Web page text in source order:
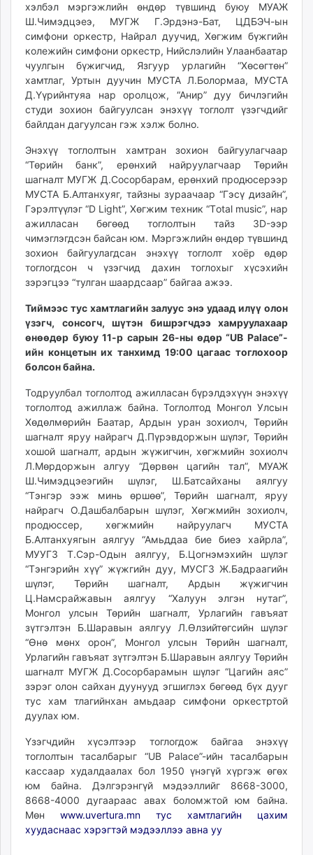
ergelt.mn
zarig.mn
today.mn
zuv.mn
mminfo.mn
ugluu.mn
urlag.mn
unen.mn
asu.mn
shudarga.mn
shuurhai.mn
unuudur.mn
isee.mn
mglradio.com
fact.mn
itoim.mn
tumen.mn
shuum.mn
times.mn
tvmongolia.mn
mass.mn
assa.mn
toim.mn
tac.mn
paparazzi.mn
unread.today
хэлбэл мэргэжлийн өндөр түвшинд буюу МУАЖ
Ш.Чимэдцэеэ, МУГЖ Г.Эрдэнэ-Бат, ЦДБЭЧ-ын
симфони оркестр, Найрал дуучид, Хөгжим бүжгийн
колежийн симфони оркестр, Нийслэлийн Улаанбаатар
чуулгын бүжигчид, Язгуур урлагийн “Хөсөгтөн”
хамтлаг, Уртын дуучин МУСТА Л.Болормаа, МУСТА
Д.Үүрийнтуяа нар оролцож, “Анир” дуу бичлэгийн
студи зохион байгуулсан энэхүү тоглолт үзэгчдийг
байлдан дагуулсан гэж хэлж болно.
Энэхүү тоглолтын хамтран зохион байгуулагчаар
“Төрийн банк”, ерөнхий найруулагчаар Төрийн
шагналт МУГЖ Д.Сосорбарам, ерөнхий продюсерээр
МУСТА Б.Алтанхуяг, тайзны зураачаар “Гэсү дизайн”,
Гэрэлтүүлэг “D Light”, Хөгжим техник “Тotal music”, нар
ажилласан бөгөөд тоглолтын тайз 3D-ээр
чимэглэгдсэн байсан юм. Мэргэжлийн өндөр түвшинд
зохион байгуулагдсан энэхүү тоглолт хоёр өдөр
тоглогдсон ч үзэгчид дахин тоглохыг хүсэхийн
зэрэгцээ “тулган шаардсаар” байгаа ажээ.
Тиймээс тус хамтлагийн залуус энэ удаад илүү олон
үзэгч, сонсогч, шүтэн бишрэгчдээ хамруулахаар
өнөөдөр буюу 11-р сарын 26-ны өдөр “UB Palace”-
ийн концетын их танхимд 19:00 цагаас тоглохоор
болсон байна.
Тодруулбал тоглолтод ажилласан бүрэлдэхүүн энэхүү
тоглолтод ажиллаж байна. Тоглолтод Монгол Улсын
Хөдөлмөрийн Баатар, Ардын уран зохиолч, Төрийн
шагналт яруу найрагч Д.Пүрэвдоржын шүлэг, Төрийн
хошой шагналт, ардын жүжигчин, хөгжмийн зохиолч
Л.Мөрдоржын алгуу “Дөрвөн цагийн тал”, МУАЖ
Ш.Чимэдцэеэгийн шүлэг, Ш.Батсайханы аялгуу
“Тэнгэр ээж минь өршөө”, Төрийн шагналт, яруу
найрагч О.Дашбалбарын шүлэг, Хөгжмийн зохиолч,
продюссер, хөгжмийн найруулагч МУСТА
Б.Алтанхуягын аялгуу “Амьддаа бие биеэ хайрла”,
МУУГЗ Т.Сэр-Одын аялгуу, Б.Цогнэмэхийн шүлэг
“Тэнгэрийн хүү” жүжгийн дуу, МУСГЗ Ж.Бадраагийн
шүлэг, Төрийн шагналт, Ардын жүжигчин
Ц.Намсрайжавын аялгуу “Халуун элгэн нутаг”,
Монгол улсын Төрийн шагналт, Урлагийн гавъяат
зүтгэлтэн Б.Шаравын аялгуу Л.Өлзийтөгсийн шүлэг
“Өнө мөнх орон”, Монгол улсын Төрийн шагналт,
Урлагийн гавъяат зүтгэлтэн Б.Шаравын аялгуу Төрийн
шагналт МУГЖ Д.Сосорбарамын шүлэг “Цагийн аяс”
зэрэг олон сайхан дуунууд эгшиглэх бөгөөд бүх дууг
тус хам тлагийнхан амьдаар симфони оркестртой
дуулах юм.
Үзэгчдийн хүсэлтээр тоглогдож байгаа энэхүү
тоглолтын тасалбарыг “UB Palace”-ийн тасалбарын
кассаар худалдаалах бол 1950 үнэгүй хүргэж өгөх
юм байна. Дэлгэрэнгүй мэдээллийг 8668-3000,
8668-4000 дугаараас авах боломжтой юм байна.
Мөн www.uvertura.mn тус хамтлагийн цахим
хуудаснаас хэрэгтэй мэдээллээ авна уу